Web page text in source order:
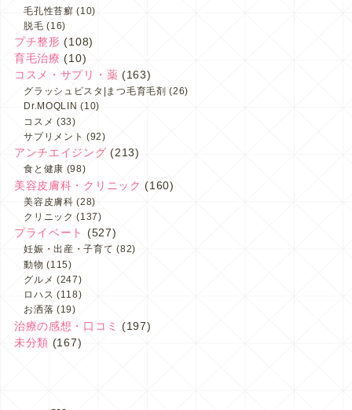
毛孔性苔癬 (10)
脱毛 (16)
プチ整形 (108)
育毛治療 (10)
コスメ・サプリ・薬 (163)
グラッシュビスタ|まつ毛育毛剤 (26)
Dr.MOQLIN (10)
コスメ (33)
サプリメント (92)
アンチエイジング (213)
食と健康 (98)
美容皮膚科・クリニック (160)
美容皮膚科 (28)
クリニック (137)
プライベート (527)
妊娠・出産・子育て (82)
動物 (115)
グルメ (247)
ロハス (118)
お洒落 (19)
治療の感想・口コミ
(197)
未分類 (167)